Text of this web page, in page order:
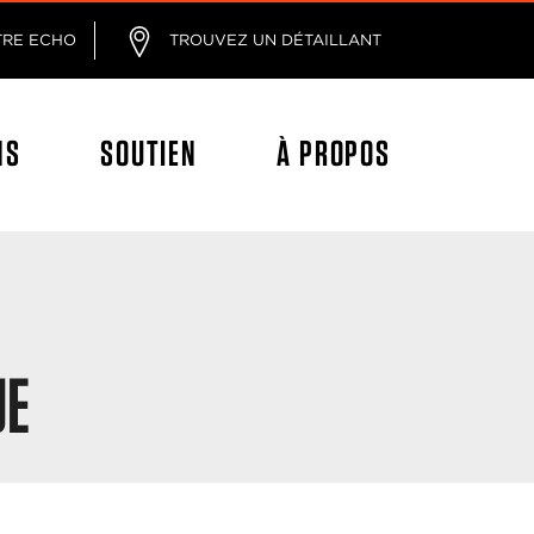
ECHO TROUVEZ UN DÉTAILLANT
SOUTIEN À PROPOS